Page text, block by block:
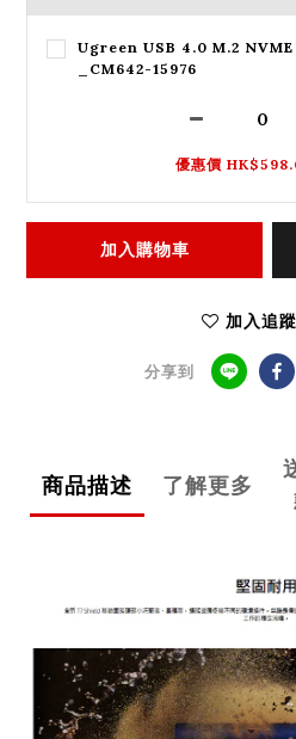
Ugreen USB 4.0 M.2 NVME
_CM642-15976
優惠價
加入購物車
加入追
分享到
商品描述 了解更多